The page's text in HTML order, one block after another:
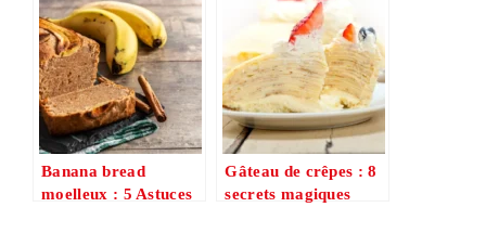
gourmandes pour
cette recette facile et
réconfortante
Banana bread
moelleux : 5 Astuces
Gâteau de crêpes : 8
secrets magiques